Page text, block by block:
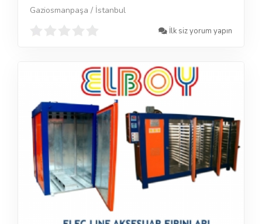
Gaziosmanpaşa / İstanbul
İlk siz yorum yapın